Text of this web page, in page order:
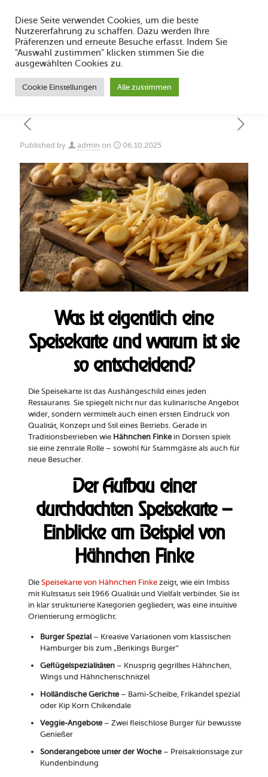
Speisekarte von Hähnchen Finke Dorsten:
Published by admin on 06.10.2025
Was ist eigentlich eine
Speisekarte und warum ist sie
so entscheidend?
Die Speisekarte ist das Aushängeschild eines jeden
Restaurants. Sie spiegelt nicht nur das kulinarische Angebot
wider, sondern vermittelt auch einen ersten Eindruck von
Qualität, Konzept und Stil eines Betriebs. Gerade in
Traditionsbetrieben wie Hähnchen Finkein Dorsten spielt
sie eine zentrale Rolle – sowohl für Stammgäste als auch für
neue Besucher.
Der Aufbau einer
durchdachten Speisekarte –
Einblicke am Beispiel von
Hähnchen Finke
Die Speisekarte von Hähnchen Finkezeigt, wie ein Imbiss
mit Kultstatus seit 1966 Qualität und Vielfalt verbindet. Sie ist
in klar strukturierte Kategorien gegliedert, was eine intuitive
Orientierung ermöglicht:
Burger Spezial– Kreative Variationen vom klassischen
Hamburger bis zum „Benkings Burger“
Geflügelspezialitäten– Knusprig gegrilltes Hähnchen,
Wings und Hähnchenschnitzel
Holländische Gerichte– Bami-Scheibe, Frikandel spezial
oder Kip Korn Chikendale
Veggie-Angebote– Zwei fleischlose Burger für bewusste
Genießer
Sonderangebote unter der Woche– Preisaktionstage zur
Kundenbindung
Diese Seite verwendet Cookies, um die beste
Nutzererfahrung zu schaffen. Dazu werden Ihre
Präferenzen und erneute Besuche erfasst. Indem Sie
"Auswahl zustimmen" klicken stimmen Sie die
ausgewählten Cookies zu.
Cookie Einstellungen Alle zustimmen